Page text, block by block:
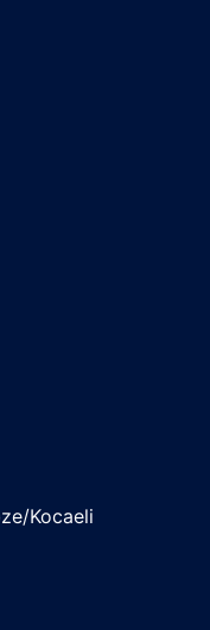
Kocaeli